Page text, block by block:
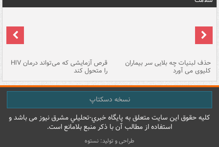
حذف لبنیات چه بلایی سر بیماران
کلیوی می آورد
قرص آزمایشی که می‌تواند درمان HIV
را متحول کند
نسخه دسکتاپ
کليه حقوق اين سايت متعلق به پایگاه خبري-تحليلي مشرق نيوز می باشد و
استفاده از مطالب آن با ذکر منبع بلامانع است.
طراحی و تولید: نستوه